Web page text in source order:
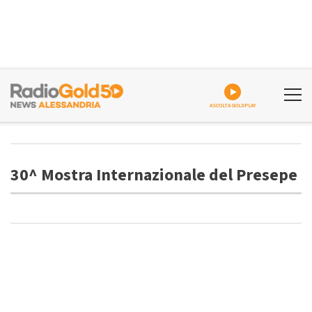
ASCOLTA GOLDPLAY
30^ Mostra Internazionale del Presepe